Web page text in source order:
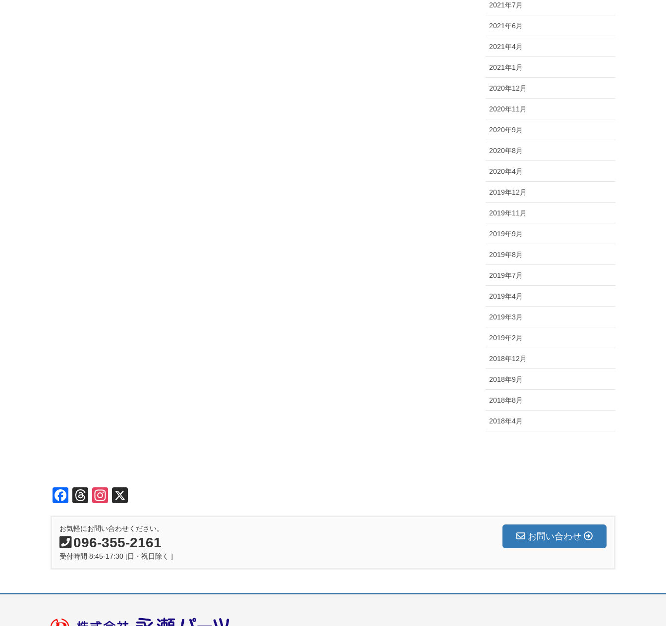
2021年7月
2021年6月
2021年4月
2021年1月
2020年12月
2020年11月
2020年9月
2020年8月
2020年4月
2019年12月
2019年11月
2019年9月
2019年8月
2019年7月
2019年4月
2019年3月
2019年2月
2018年12月
2018年9月
2018年8月
2018年4月
F
c
e
b
o
T
e
a
d
In
a
gr
a
お気軽にお問い合わせください。
096-355-2161
受付時間 8:45-17:30 [日・祝日除く ]
お問い合わせ